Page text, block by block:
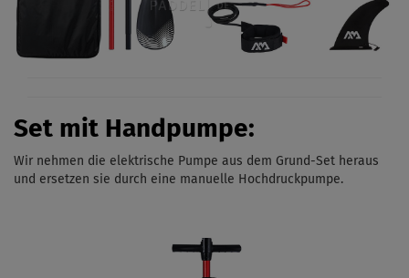
Set mit Handpumpe:
Wir nehmen die elektrische Pumpe aus dem Grund-Set heraus
und ersetzen sie durch eine manuelle Hochdruckpumpe.